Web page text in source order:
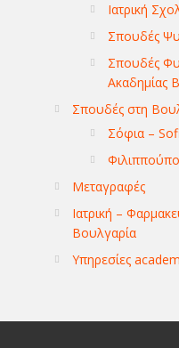
Ιατρική
Σπουδές
Σπουδές
Ακαδημίας
Σπουδές στη
Σόφια –
Μεταγραφές
Ιατρική –
Βουλγαρία
Υπηρεσίες